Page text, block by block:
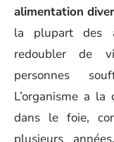
alimentation
la plupart des
redoubler de
personnes
L’organisme a
dans le foie,
plusieurs